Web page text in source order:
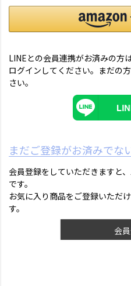
LINEとの会員連携がお済みの方
ログインしてください。まだの方
さい。
まだご登録がお済みでな
会員登録をしていただきますと
です。
お気に入り商品をご登録いただ
す。
会